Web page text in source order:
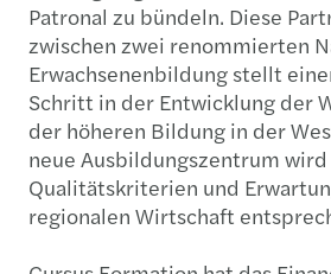
Patronal zu bündeln. Diese
zwischen zwei renommierten
Erwachsenenbildung stellt
Schritt in der Entwicklung der
der höheren Bildung in der
neue Ausbildungszentrum
Qualitätskriterien und
regionalen Wirtschaft